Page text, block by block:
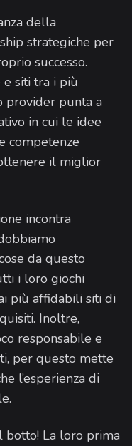
della
strategiche per
successo.
e siti tra i più
provider punta a
in cui le idee
competenze
il miglior
incontra
da questo
i loro giochi
più affidabili siti di
Inoltre,
responsabile e
per questo mette
l’esperienza di
botto! La loro prima